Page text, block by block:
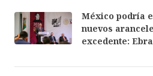
México podría
nuevos
excedente: